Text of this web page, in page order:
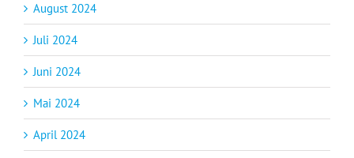
August 2024
Juli 2024
Juni 2024
Mai 2024
April 2024